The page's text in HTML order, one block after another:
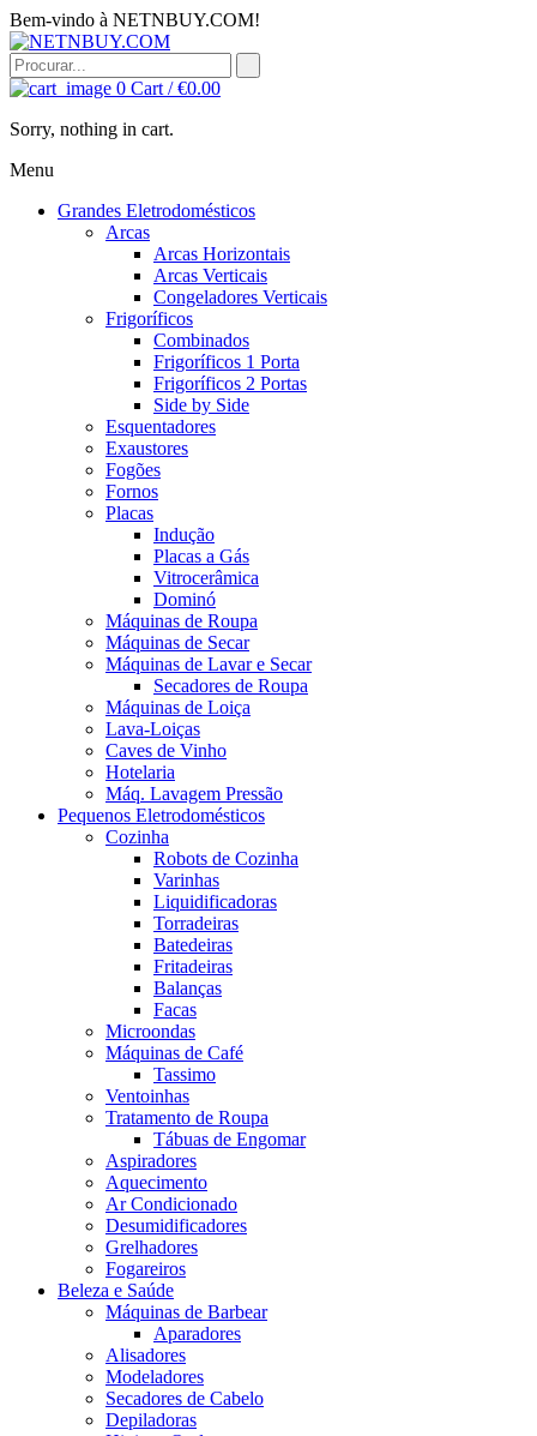
Bem-vindo à NETNBUY.COM!
0 Cart /€0.00
Sorry, nothing in cart.
Menu
Grandes Eletrodomésticos
Arcas
Arcas Horizontais
Arcas Verticais
Congeladores Verticais
Frigoríficos
Combinados
Frigoríficos 1 Porta
Frigoríficos 2 Portas
Side by Side
Esquentadores
Exaustores
Fogões
Fornos
Placas
Indução
Placas a Gás
Vitrocerâmica
Dominó
Máquinas de Roupa
Máquinas de Secar
Máquinas de Lavar e Secar
Secadores de Roupa
Máquinas de Loiça
Lava-Loiças
Caves de Vinho
Hotelaria
Máq. Lavagem Pressão
Pequenos Eletrodomésticos
Cozinha
Robots de Cozinha
Varinhas
Liquidificadoras
Torradeiras
Batedeiras
Fritadeiras
Balanças
Facas
Microondas
Máquinas de Café
Tassimo
Ventoinhas
Tratamento de Roupa
Tábuas de Engomar
Aspiradores
Aquecimento
Ar Condicionado
Desumidificadores
Grelhadores
Fogareiros
Beleza e Saúde
Máquinas de Barbear
Aparadores
Alisadores
Modeladores
Secadores de Cabelo
Depiladoras